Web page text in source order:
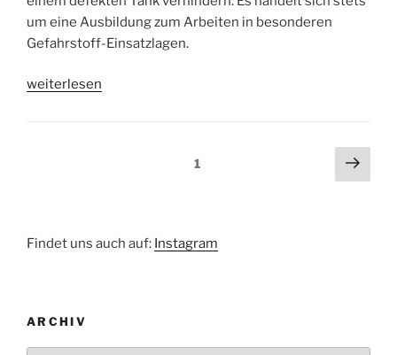
um eine Ausbildung zum Arbeiten in besonderen
Gefahrstoff-Einsatzlagen.
„Gelbe
weiterlesen
Seite1
Findet uns auch auf: Instagram
ARCHIV